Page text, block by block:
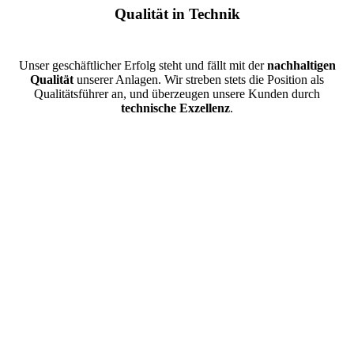
Qualität in Technik
Unser geschäftlicher Erfolg steht und fällt mit dernachhaltigen
Qualität unserer Anlagen. Wir streben stets die Position als
Qualitätsführer an, und überzeugen unsere Kunden durch
technische Exzellenz.